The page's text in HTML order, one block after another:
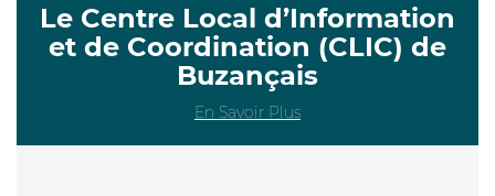
Le Centre Local d’Information
et de Coordination (CLIC) de
Buzançais
En Savoir Plus